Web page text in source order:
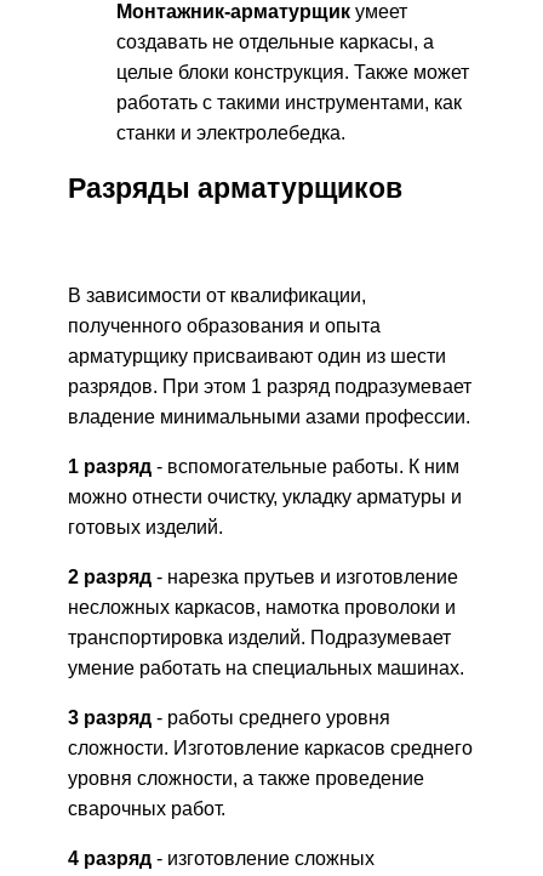
Монтажник-арматурщик умеет
создавать не отдельные каркасы, а
целые блоки конструкция. Также может
работать с такими инструментами, как
станки и электролебедка.
Разряды арматурщиков
В зависимости от квалификации,
полученного образования и опыта
арматурщику присваивают один из шести
разрядов. При этом 1 разряд подразумевает
владение минимальными азами профессии.
1 разряд - вспомогательные работы. К ним
можно отнести очистку, укладку арматуры и
готовых изделий.
2 разряд - нарезка прутьев и изготовление
несложных каркасов, намотка проволоки и
транспортировка изделий. Подразумевает
умение работать на специальных машинах.
3 разряд - работы среднего уровня
сложности. Изготовление каркасов среднего
уровня сложности, а также проведение
сварочных работ.
4 разряд - изготовление сложных